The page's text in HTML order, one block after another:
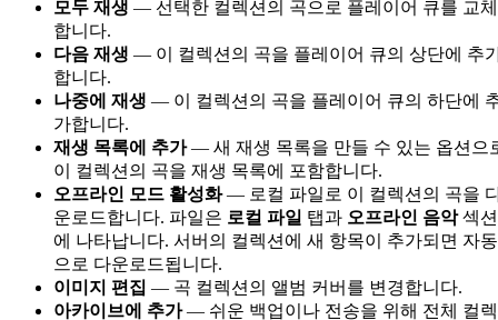
모두 재생 — 선택한 컬렉션의 곡으로 플레이어 큐를 교체
합니다.
다음 재생 — 이 컬렉션의 곡을 플레이어 큐의 상단에 추
합니다.
나중에 재생 — 이 컬렉션의 곡을 플레이어 큐의 하단에
가합니다.
재생 목록에 추가— 새 재생 목록을 만들 수 있는 옵션으
이 컬렉션의 곡을 재생 목록에 포함합니다.
오프라인 모드 활성화— 로컬 파일로 이 컬렉션의 곡을
운로드합니다. 파일은 로컬 파일 탭과 오프라인 음악섹션
에 나타납니다. 서버의 컬렉션에 새 항목이 추가되면 자동
으로 다운로드됩니다.
이미지 편집 — 곡 컬렉션의 앨범 커버를 변경합니다.
아카이브에 추가— 쉬운 백업이나 전송을 위해 전체 컬렉